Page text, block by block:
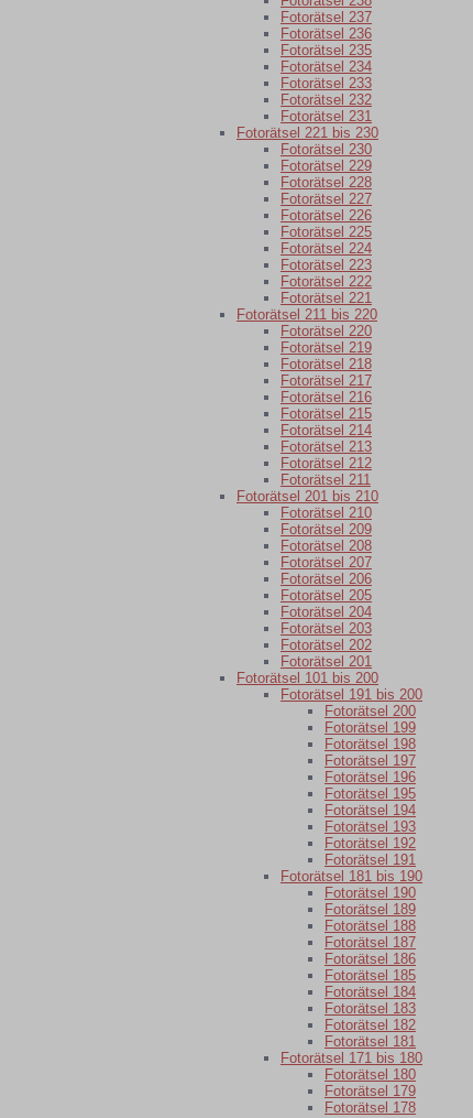
Fotorätsel 237
Fotorätsel 236
Fotorätsel 235
Fotorätsel 234
Fotorätsel 233
Fotorätsel 232
Fotorätsel 231
Fotorätsel 221 bis 230
Fotorätsel 230
Fotorätsel 229
Fotorätsel 228
Fotorätsel 227
Fotorätsel 226
Fotorätsel 225
Fotorätsel 224
Fotorätsel 223
Fotorätsel 222
Fotorätsel 221
Fotorätsel 211 bis 220
Fotorätsel 220
Fotorätsel 219
Fotorätsel 218
Fotorätsel 217
Fotorätsel 216
Fotorätsel 215
Fotorätsel 214
Fotorätsel 213
Fotorätsel 212
Fotorätsel 211
Fotorätsel 201 bis 210
Fotorätsel 210
Fotorätsel 209
Fotorätsel 208
Fotorätsel 207
Fotorätsel 206
Fotorätsel 205
Fotorätsel 204
Fotorätsel 203
Fotorätsel 202
Fotorätsel 201
Fotorätsel 101 bis 200
Fotorätsel 191 bis 200
Fotorätsel 200
Fotorätsel 199
Fotorätsel 198
Fotorätsel 197
Fotorätsel 196
Fotorätsel 195
Fotorätsel 194
Fotorätsel 193
Fotorätsel 192
Fotorätsel 191
Fotorätsel 181 bis 190
Fotorätsel 190
Fotorätsel 189
Fotorätsel 188
Fotorätsel 187
Fotorätsel 186
Fotorätsel 185
Fotorätsel 184
Fotorätsel 183
Fotorätsel 182
Fotorätsel 181
Fotorätsel 171 bis 180
Fotorätsel 180
Fotorätsel 179
Fotorätsel 178